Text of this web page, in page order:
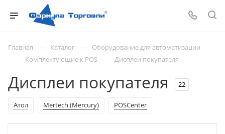
Главная — Каталог — Оборудование для автоматизации
— Комплектующие к POS — Дисплеи покупателя
Дисплеи покупателя 22
Атол Mertech (Mercury) POSCenter